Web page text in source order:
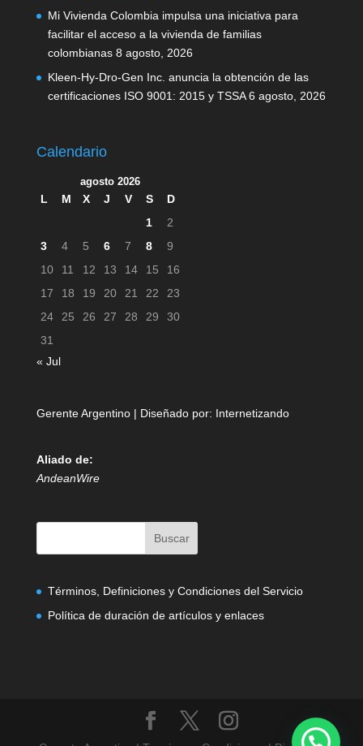
Mi Vivienda Colombia impulsa una iniciativa para
facilitar el acceso a la vivienda de familias
colombianas 8 agosto, 2026
Kleen-Hy-Dro-Gen Inc. anuncia la obtención de las
certificaciones ISO 9001: 2015 y TSSA 6 agosto, 2026
Calendario
agosto 2026
L M X J V S
D
1
2
3
4 5 6 7 8
9
10
11 12 13 14 15
16
17
18 19 20 21 22
23
24
25 26 27 28 29
30
31
« Jul
Gerente Argentino | Diseñado por: Internetizando
Aliado de:
AndeanWire
Términos, Definiciones y Condiciones del Servicio
Política de duración de artículos y enlaces